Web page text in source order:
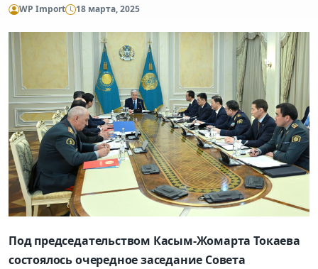
WP Import 18 марта, 2025
Под председательством Касым-Жомарта Токаева
состоялось очередное заседание Совета